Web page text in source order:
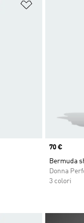
Aggiungi alla
Price
70 €
Bermuda
Donna
3 colori